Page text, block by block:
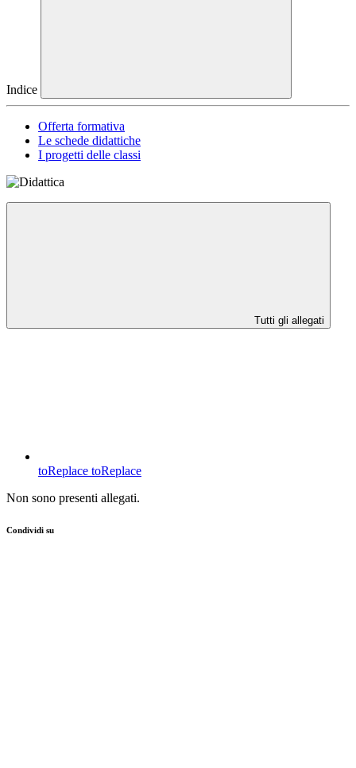
Indice
Offerta formativa
Le schede didattiche
I progetti delle classi
Tutti gli allegati
toReplace toReplace
Non sono presenti allegati.
Condividi su